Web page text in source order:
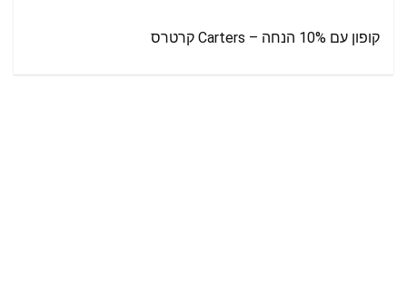
קופון עם 10% הנחה – Carters קרטרס